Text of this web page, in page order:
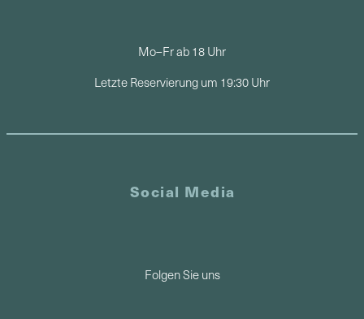
Mo–Fr ab 18 Uhr
Letzte Reservierung um 19:30 Uhr
Social Media
Folgen Sie uns